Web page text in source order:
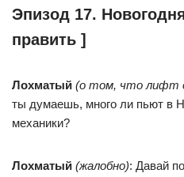
Эпизод 17.
править ]
Лохматый (о том, что лифт
ты думаешь, много ли пьют в
механики?
Лохматый (жалобно): Давай